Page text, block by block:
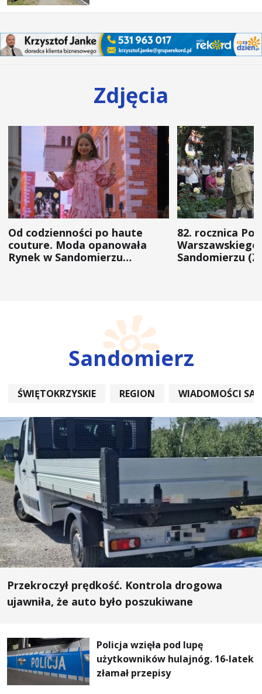
Zdjęcia
Od codzienności po haute
couture. Moda opanowała
Rynek w Sandomierzu
82. rocznica
Warszawskiego
Sandomierzu
Sandomierz
ŚWIĘTOKRZYSKIE REGION WIADOMOŚCI
Przekroczył prędkość. Kontrola drogowa
ujawniła, że auto było poszukiwane
Policja wzięła pod lupę
użytkowników hulajnóg. 16-latek
złamał przepisy